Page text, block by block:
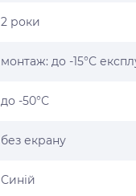
2 роки
монтаж: до -15°С
до -50°С
без екрану
Синій